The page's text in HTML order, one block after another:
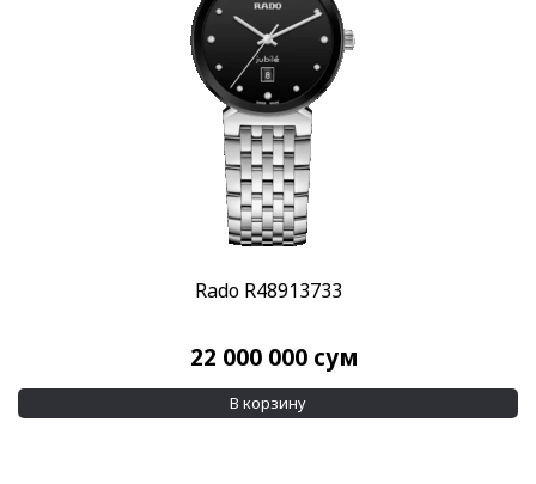
Rado R48913733
22 000 000 сум
В корзину